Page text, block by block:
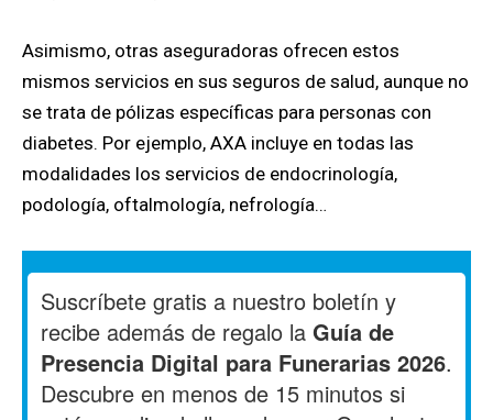
Asimismo, otras aseguradoras ofrecen estos
mismos servicios en sus seguros de salud, aunque no
se trata de pólizas específicas para personas con
diabetes. Por ejemplo, AXA incluye en todas las
modalidades los servicios de endocrinología,
podología, oftalmología, nefrología…